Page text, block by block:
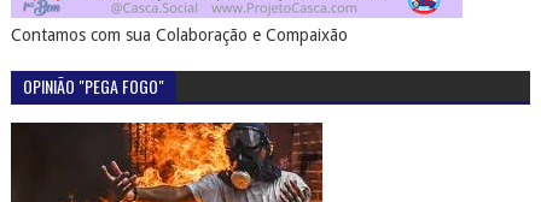
Contamos com sua Colaboração e Compaixão
OPINIÃO "PEGA FOGO"